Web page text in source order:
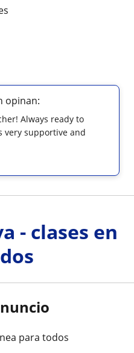
opinan:
Always ready to
very supportive and
- clases en
para todos